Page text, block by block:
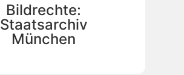
Bildrechte:
Staatsarchiv
München